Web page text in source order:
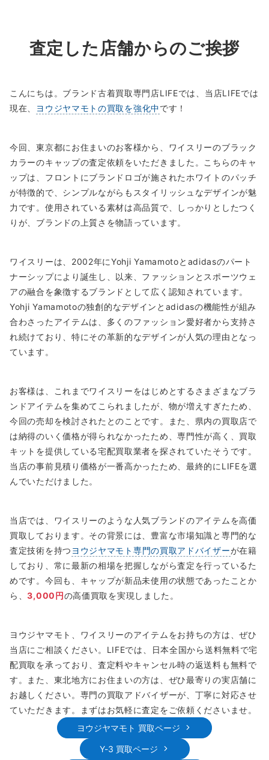
査定した店舗からのご挨拶
こんにちは。ブランド古着買取専門店LIFEでは、当店LIFEでは
現在、
ヨウジヤマモトの買取を強化中です！
今回、東京都にお住まいのお客様から、ワイスリーのブラック
カラーのキャップの査定依頼をいただきました。こちらのキャ
ップは、フロントにブランドロゴが施されたホワイトのパッチ
が特徴的で、シンプルながらもスタイリッシュなデザインが魅
力です。使用されている素材は高品質で、しっかりとしたつく
りが、ブランドの上質さを物語っています。
ワイスリーは、2002年にYohji Yamamotoとadidasのパート
ナーシップにより誕生し、以来、ファッションとスポーツウェ
アの融合を象徴するブランドとして広く認知されています。
Yohji Yamamotoの独創的なデザインとadidasの機能性が組み
合わさったアイテムは、多くのファッション愛好者から支持さ
れ続けており、特にその革新的なデザインが人気の理由となっ
ています。
お客様は、これまでワイスリーをはじめとするさまざまなブラ
ンドアイテムを集めてこられましたが、物が増えすぎたため、
今回の売却を検討されたとのことです。また、県内の買取店で
は納得のいく価格が得られなかったため、専門性が高く、買取
キットを提供している宅配買取業者を探されていたそうです。
当店の事前見積り価格が一番高かったため、最終的にLIFEを選
んでいただけました。
当店では、ワイスリーのような人気ブランドのアイテムを高価
買取しております。その背景には、豊富な市場知識と専門的な
査定技術を持つ ヨウジヤマモト専門の買取アドバイザーが在籍
しており、常に最新の相場を把握しながら査定を行っているた
めです。今回も、キャップが新品未使用の状態であったことか
ら、3,000円の高価買取を実現しました。
ヨウジヤマモト、ワイスリーのアイテムをお持ちの方は、ぜひ
当店にご相談ください。LIFEでは、日本全国から送料無料で宅
配買取を承っており、査定料やキャンセル時の返送料も無料で
す。また、東北地方にお住まいの方は、ぜひ最寄りの実店舗に
お越しください。専門の買取アドバイザーが、丁寧に対応させ
ていただきます。まずはお気軽に査定をご依頼くださいませ。
ヨウジヤマモト 買取ページ
Y-3 買取ページ